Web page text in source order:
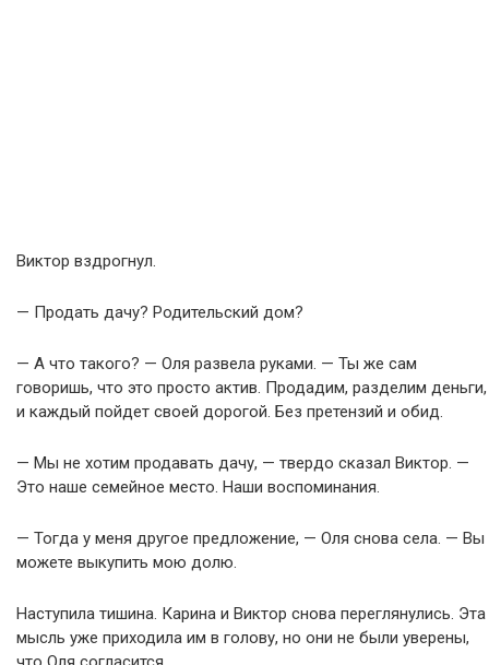
Виктор вздрогнул.
— Продать дачу? Родительский дом?
— А что такого? — Оля развела руками. — Ты же сам
говоришь, что это просто актив. Продадим, разделим деньги,
и каждый пойдет своей дорогой. Без претензий и обид.
— Мы не хотим продавать дачу, — твердо сказал Виктор. —
Это наше семейное место. Наши воспоминания.
— Тогда у меня другое предложение, — Оля снова села. — Вы
можете выкупить мою долю.
Наступила тишина. Карина и Виктор снова переглянулись. Эта
мысль уже приходила им в голову, но они не были уверены,